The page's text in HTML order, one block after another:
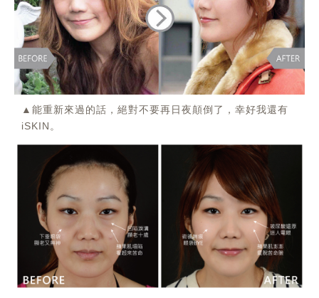
▲能重新來過的話，絕對不要再日夜顛倒了，幸好我還有
iSKIN。